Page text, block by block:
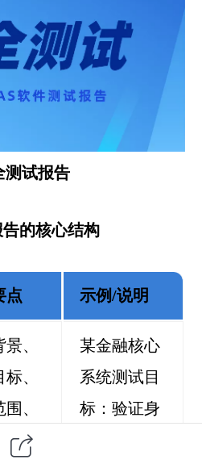
测试报告
的核心结构
点 示例/说明
、
、
、
期、
某金融核心
系统测试 目
标：验证身